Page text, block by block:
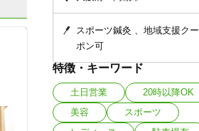
スポーツ鍼灸
地域支援クー
ポン可
特徴・キーワード
土日営業
20時以降OK
美容
スポーツ